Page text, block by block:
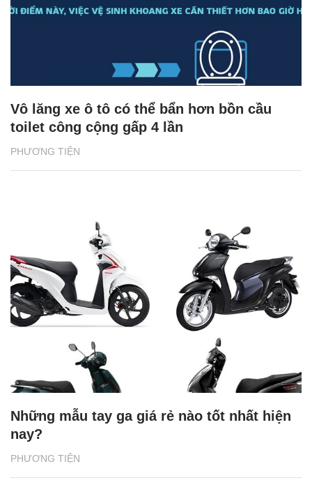
PHƯƠNG TIỆN
Vô lăng xe ô tô có thể bẩn hơn bồn cầu
toilet công cộng gấp 4 lần
PHƯƠNG TIỆN
Những mẫu tay ga giá rẻ nào tốt nhất hiện
nay?